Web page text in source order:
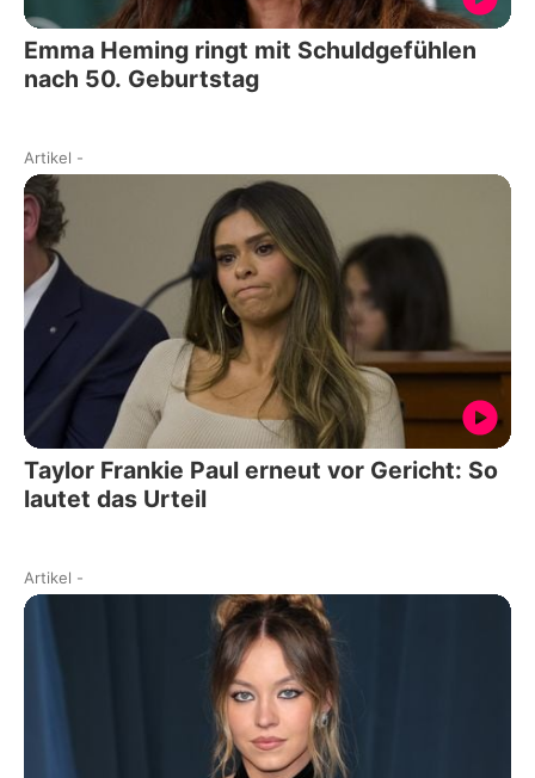
Emma Heming ringt mit Schuldgefühlen
nach 50. Geburtstag
Artikel -
Taylor Frankie Paul erneut vor Gericht: So
lautet das Urteil
Artikel -